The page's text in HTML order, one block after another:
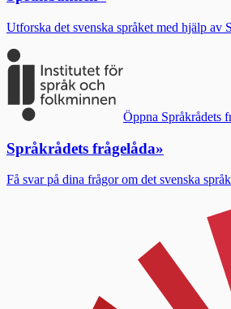
Utforska det svenska språket med hjälp av
Öppna Språkrådets
Språkrådets frågelåda»
Få svar på dina frågor om det svenska